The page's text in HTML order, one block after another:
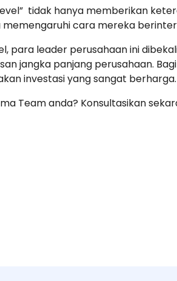
tidak hanya memberikan
cara mereka
para leader perusahaan ini
jangka panjang perusahaan.
investasi yang sangat berharga.
Team anda? Konsultasikan